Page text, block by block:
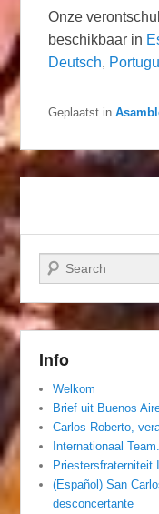
Onze
beschikbaar in
Deutsch,
Geplaatst in
Zoeken
Info
Welkom
Brief uit Buenos
Carlos Roberto,
Internationaal
Priestersfraterniteit
(Español) San
desconcertante